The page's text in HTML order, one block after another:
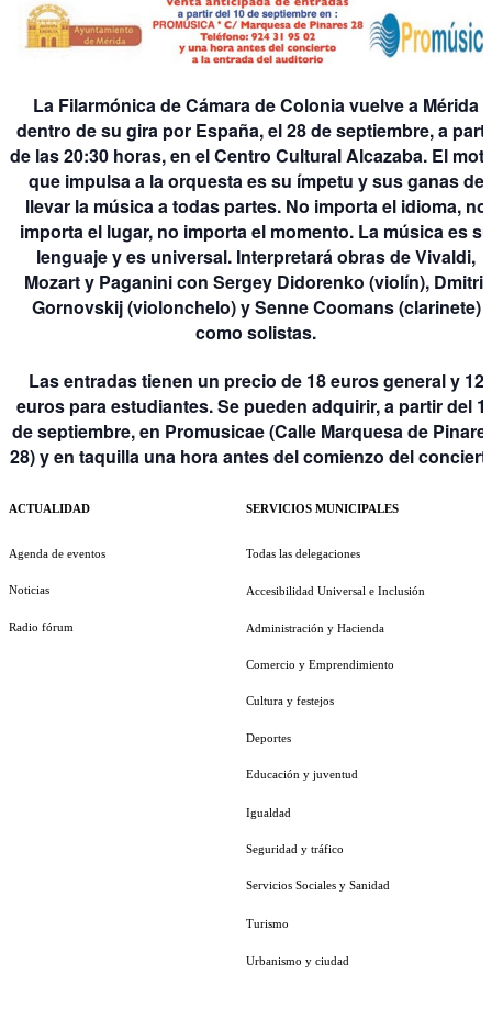
La Filarmónica de Cámara de Colonia vuelve a Mérida
dentro de su gira por España, el 28 de septiembre, a
de las 20:30 horas, en el Centro Cultural Alcazaba. El
que impulsa a la orquesta es su ímpetu y sus ganas de
llevar la música a todas partes. No importa el idioma, no
importa el lugar, no importa el momento. La música es su
lenguaje y es universal. Interpretará obras de Vivaldi,
Mozart y Paganini con Sergey Didorenko (violín), Dmitrij
Gornovskij (violonchelo) y Senne Coomans (clarinete)
como solistas.
Las entradas tienen un precio de 18 euros general y 12
euros para estudiantes. Se pueden adquirir, a partir del
de septiembre, en Promusicae (Calle Marquesa de
28) y en taquilla una hora antes del comienzo del
ACTUALIDAD
Agenda de eventos
Noticias
Radio fórum
SERVICIOS MUNICIPALES
Todas las delegaciones
Accesibilidad Universal e Inclusión
Administración y Hacienda
Comercio y Emprendimiento
Cultura y festejos
Deportes
Educación y juventud
Igualdad
Seguridad y tráfico
Servicios Sociales y Sanidad
Turismo
Urbanismo y ciudad